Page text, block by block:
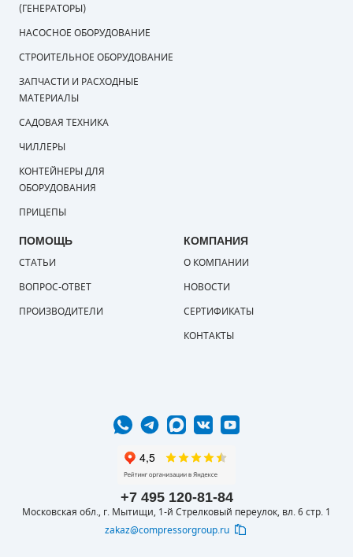
+7 495 120-81-84
Московская обл., г. Мытищи, 1-й Стрелковый переулок, вл. 6 стр. 1
zakaz@compressorgroup.ru
(ГЕНЕРАТОРЫ)
НАСОСНОЕ ОБОРУДОВАНИЕ
СТРОИТЕЛЬНОЕ ОБОРУДОВАНИЕ
ЗАПЧАСТИ И РАСХОДНЫЕ
МАТЕРИАЛЫ
САДОВАЯ ТЕХНИКА
ЧИЛЛЕРЫ
КОНТЕЙНЕРЫ ДЛЯ
ОБОРУДОВАНИЯ
ПРИЦЕПЫ
ПОМОЩЬ
СТАТЬИ
ВОПРОС-ОТВЕТ
ПРОИЗВОДИТЕЛИ
КОМПАНИЯ
О КОМПАНИИ
НОВОСТИ
СЕРТИФИКАТЫ
КОНТАКТЫ